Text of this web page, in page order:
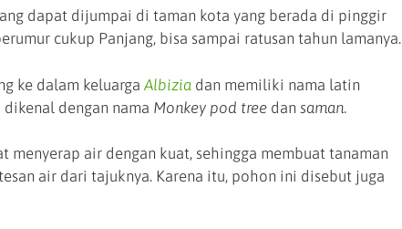
dapat dijumpai di taman kota yang berada di pinggir
cukup Panjang, bisa sampai ratusan tahun lamanya.
ke dalam keluarga Albizia dan memiliki nama latin
dengan nama Monkey pod tree dan saman.
menyerap air dengan kuat, sehingga membuat tanaman
air dari tajuknya. Karena itu, pohon ini disebut juga